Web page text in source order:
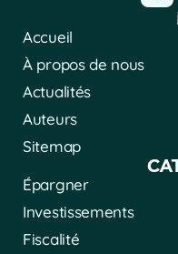
Accueil
À propos de nous
Actualités
Auteurs
Sitemap
Épargner
Investissements
Fiscalité